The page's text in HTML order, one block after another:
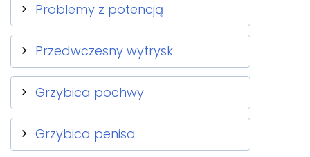
Problemy z potencją
Przedwczesny wytrysk
Grzybica pochwy
Grzybica penisa